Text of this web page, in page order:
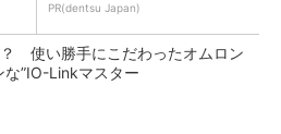
PR(dentsu Japan)
使い勝手にこだわったオムロン
な”IO-Linkマスター